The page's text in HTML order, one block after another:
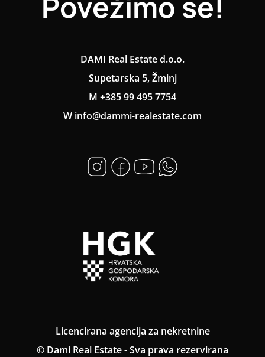
DAMI Real Estate d.o.o.
Supetarska 5, Žminj
M +385 99 495 7754
W info@dammi-realestate.com
Licencirana agencija za nekretnine
© Dami Real Estate - Sva prava rezervirana